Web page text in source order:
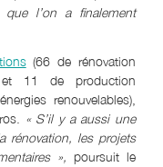
l’on a finalement
(66 de rénovation
et 11 de production
renouvelables),
« S’il y a aussi une
rénovation, les projets
», poursuit le